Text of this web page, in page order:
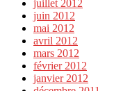
juillet 2012
juin 2012
mai 2012
avril 2012
mars 2012
février 2012
janvier 2012